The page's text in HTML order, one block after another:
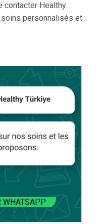
contacter Healthy
personnalisés et
WHATSAPP